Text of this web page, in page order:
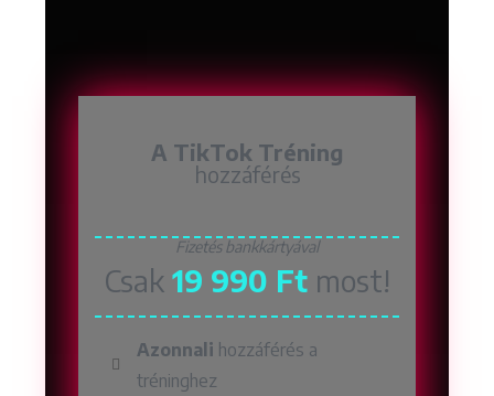
A TikTok Tréning
hozzáférés
Fizetés bankkártyával
Csak 19 990 Ft most!
Azonnali hozzáférés a
tréninghez